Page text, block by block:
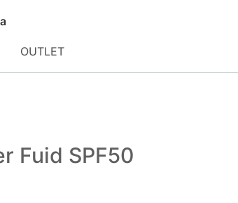
OUTLET
Fuid SPF50